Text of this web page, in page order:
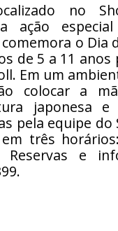
no
ação
o Dia
de 5 a 11
Em um
colocar a
japonesa e
pela equipe do
em três
Reservas e